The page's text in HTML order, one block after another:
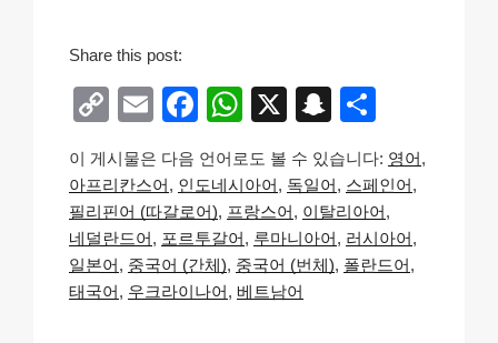
Share this post:
C
p
y
Li
n
E
ail
F
c
e
b
o
W
at
s
A
p
X
S
a
p
c
h
ar
e
이 게시물은 다음 언어로도 볼 수 있습니다: 영어
아프리칸스어
인도네시아어 독일어
스페인어
필리핀어 (따갈로어)
프랑스어
이탈리아어
네덜란드어
포르투갈어 루마니아어
러시아어
일본어
중국어 (간체) 중국어 (번체) 폴란드어
태국어
우크라이나어 베트남어